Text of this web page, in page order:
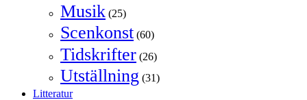
Musik (25)
Scenkonst (60)
Tidskrifter (26)
Utställning (31)
Litteratur